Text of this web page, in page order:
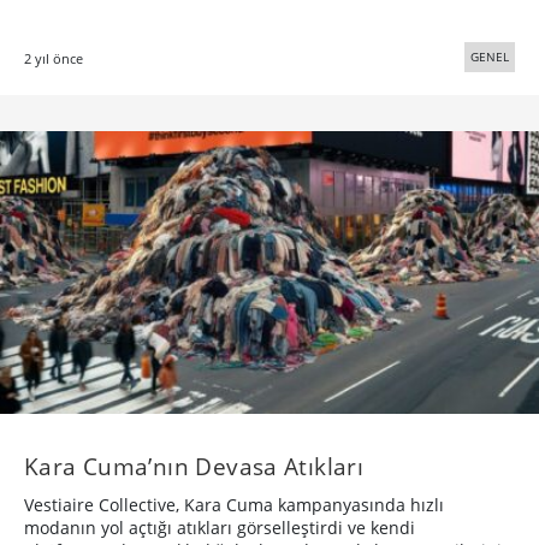
2 yıl önce GENEL
Kara Cuma’nın Devasa Atıkları
Vestiaire Collective, Kara Cuma kampanyasında hızlı
modanın yol açtığı atıkları görselleştirdi ve kendi